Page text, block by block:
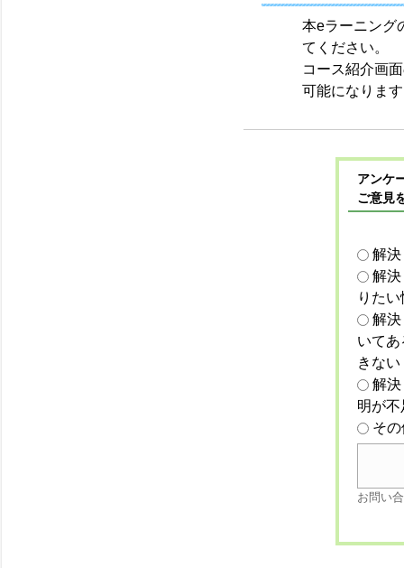
本eラーニング
てください。
コース紹介画
可能になりま
アンケ
ご意見
解
解
りた
解
いて
きない
解
明が
そ
お問い